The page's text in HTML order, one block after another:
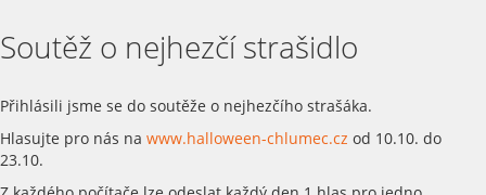
Soutěž o nejhezčí strašidlo
Přihlásili jsme se do soutěže o nejhezčího strašáka.
Hlasujte pro nás na www.halloween-chlumec.cz od 10.10. do
23.10.